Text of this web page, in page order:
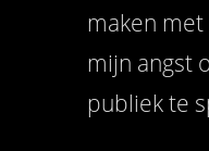
maken
mijn angst
publiek te